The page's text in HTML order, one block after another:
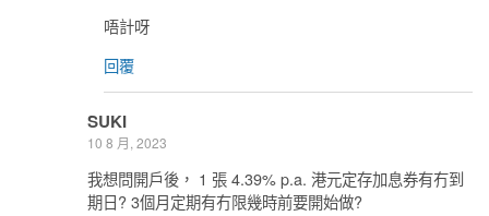
唔計呀
回覆
SUKI
10 8 月, 2023
我想問開戶後， 1 張 4.39% p.a. 港元定存加息券有冇到
期日? 3個月定期有冇限幾時前要開始做?